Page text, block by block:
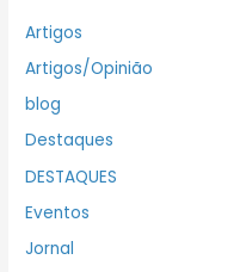
Artigos
Artigos/Opinião
blog
Destaques
DESTAQUES
Eventos
Jornal